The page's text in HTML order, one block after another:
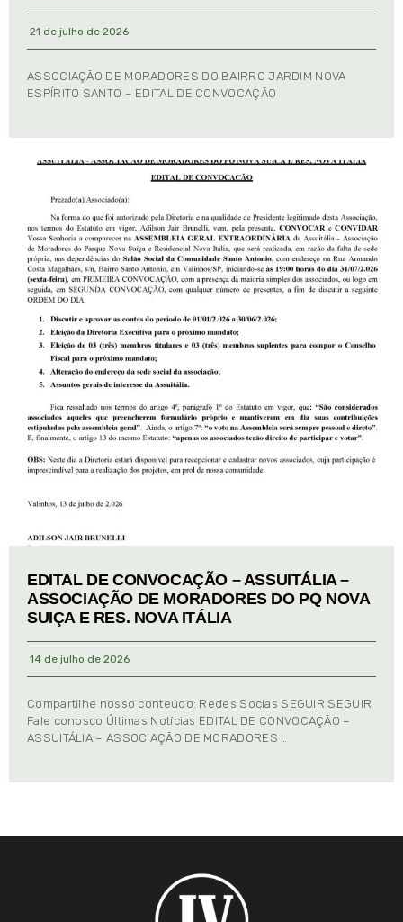
21 de julho de 2026
ASSOCIAÇÃO DE MORADORES DO BAIRRO JARDIM NOVA
ESPÍRITO SANTO – EDITAL DE CONVOCAÇÃO
EDITAL DE CONVOCAÇÃO – ASSUITÁLIA –
ASSOCIAÇÃO DE MORADORES DO PQ NOVA
SUIÇA E RES. NOVA ITÁLIA
14 de julho de 2026
Compartilhe nosso conteúdo: Redes Socias SEGUIR SEGUIR
Fale conosco Últimas Notícias EDITAL DE CONVOCAÇÃO –
ASSUITÁLIA – ASSOCIAÇÃO DE MORADORES …